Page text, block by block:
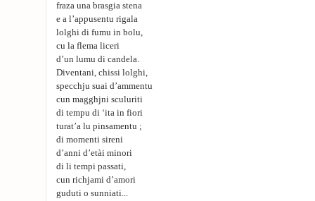
fraza una brasgia stena
e a l’appusentu rigala
lolghi di fumu in bolu,
cu la flema liceri
d’un lumu di candela.
Diventani, chissi lolghi,
specchju suai d’ammentu
cun magghjni sculuriti
di tempu di ‘ita in fiori
turat’a lu pinsamentu ;
di momenti sireni
d’anni d’etài minori
di li tempi passati,
cun richjami d’amori
guduti o sunniati...